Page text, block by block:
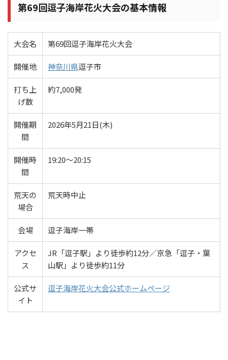
第69回逗子海岸花火大会の基本情報
大会名 第69回逗子海岸花火大会
開催地 神奈川県逗子市
打ち上
げ数
約7,000発
開催期
間
2026年5月21日(木)
開催時
間
19:20～20:15
荒天の
場合
荒天時中止
会場 逗子海岸一帯
アクセ
ス
JR「逗子駅」より徒歩約12分／京急「逗子・葉
山駅」より徒歩約11分
公式サ
イト
逗子海岸花火大会公式ホームページ